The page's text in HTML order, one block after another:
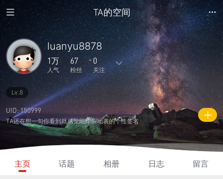
TA的空间
luanyu8878
1万
人气
67
粉丝
0
关注
320
主题
3408
回复
0
日志
1
相册
1
好友
67 0
关注
0
说说
1万
人气
6520
积分
Lv.8
UID: 150999
TA还在想一句你看到就感觉能炸裂地表的个性签名
主页 话题 相册 日志 留言